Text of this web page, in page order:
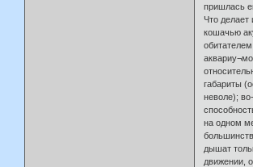
пришлась
Что делает
кошачью
габариты
неволе);
на одном
дышат
движении,